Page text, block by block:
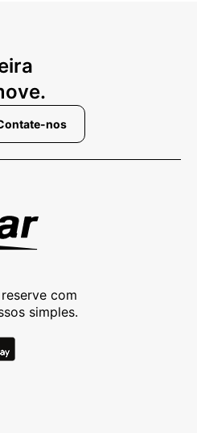
nos
com
simples.